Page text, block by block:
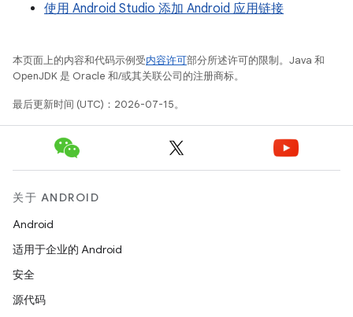
使用 Android Studio 添加 Android 应用链接
本页面上的内容和代码示例受内容许可部分所述许可的限制。Java 和
OpenJDK 是 Oracle 和/或其关联公司的注册商标。
最后更新时间 (UTC)：2026-07-15。
关于 ANDROID
Android
适用于企业的 Android
安全
源代码